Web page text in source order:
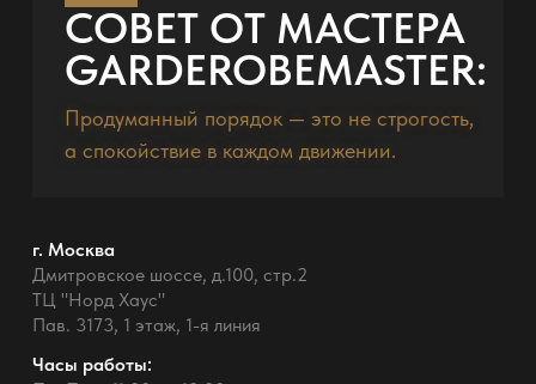
СОВЕТ ОТ МАСТЕРА
GARDEROBEMASTER:
Продуманный порядок — это не строгость,
а спокойствие в каждом движении.
г. Москва
Дмитровское шоссе, д.100, стр.2
ТЦ "Норд Хаус"
Пав. 3173, 1 этаж, 1-я линия
Часы работы: